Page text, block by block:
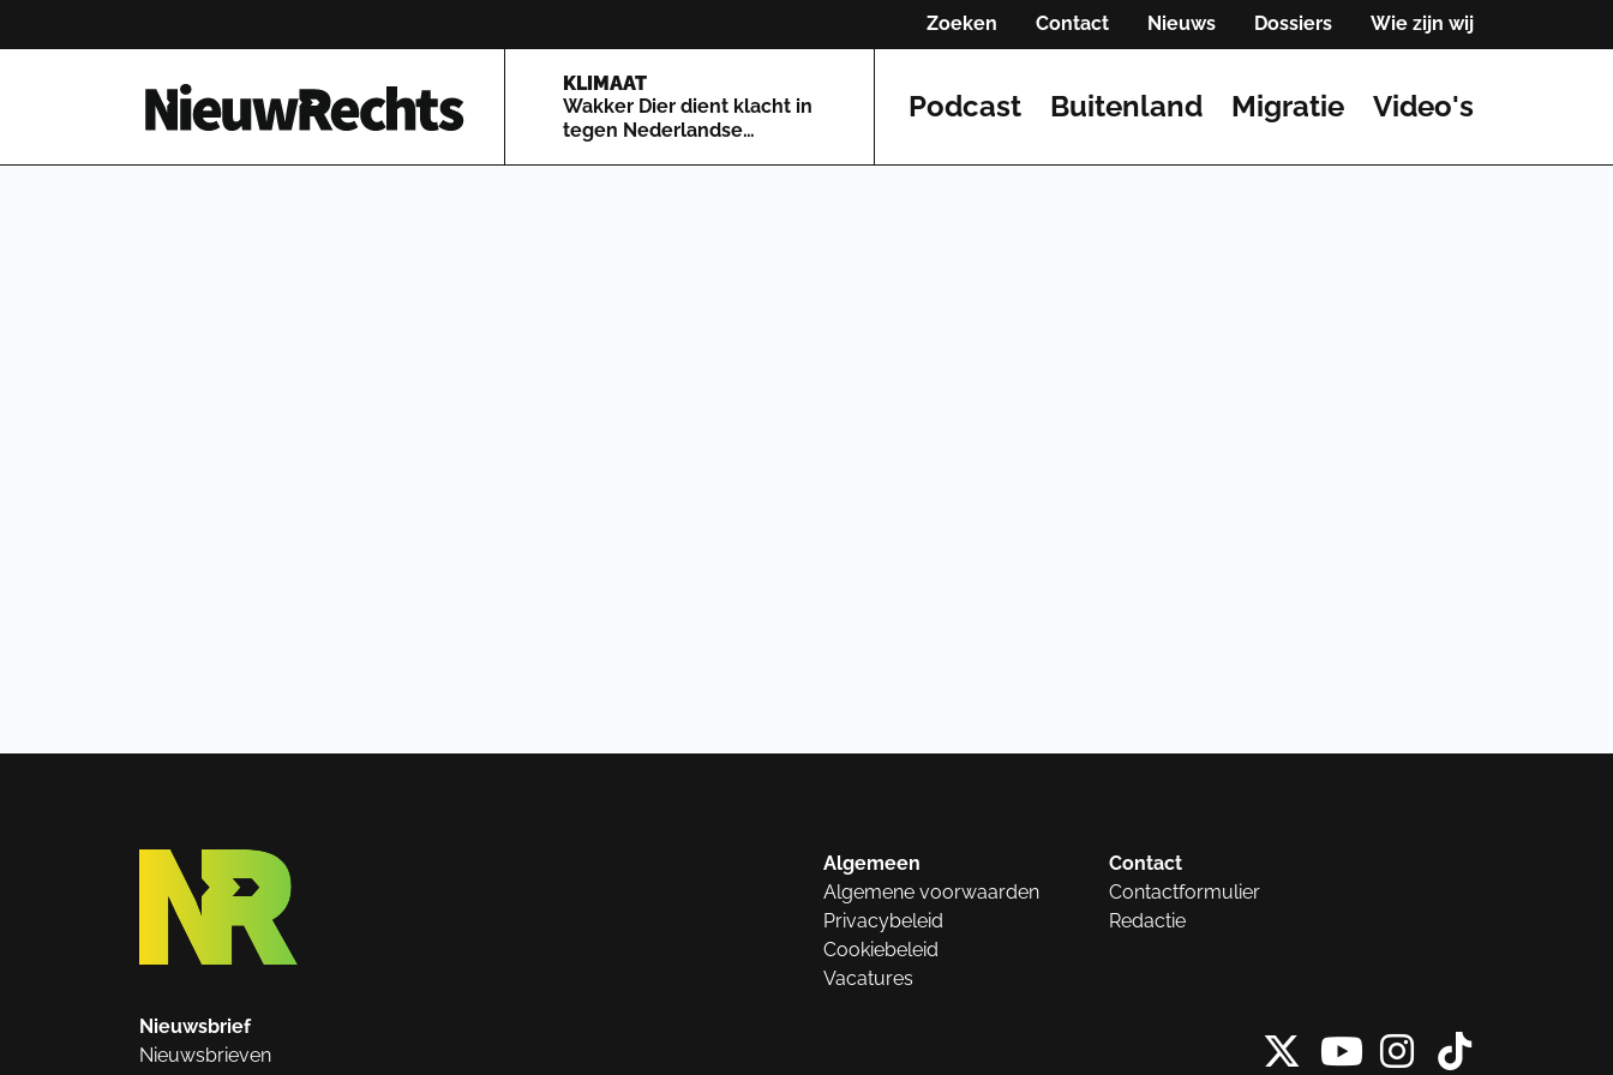
Zoeken Contact Nieuws Dossiers Wie zijn wij
Homepage van NieuwRechts
KLIMAAT
Wakker Dier dient klacht in
tegen Nederlandse
Podcast Buitenland Migratie Video's
Algemeen
Algemene voorwaarden
Privacybeleid
Cookiebeleid
Vacatures
Contact
Contactformulier
Redactie
Nieuwsbrief
Nieuwsbrieven
X vanInstagram
Tiktok